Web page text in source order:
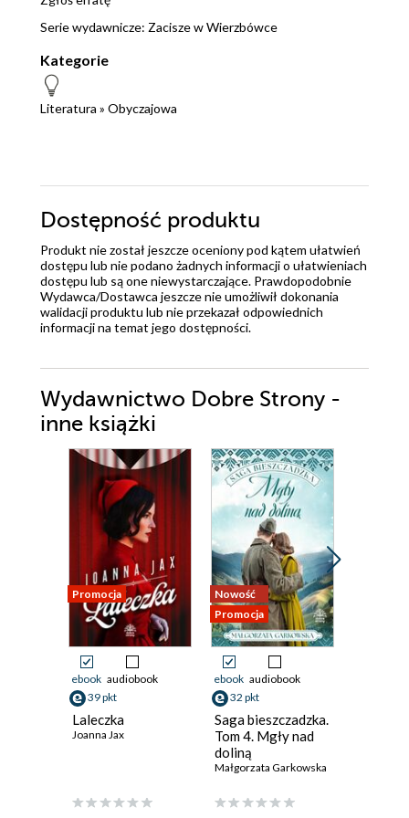
Serie wydawnicze: Zacisze w Wierzbówce
Kategorie
Literatura » Obyczajowa
Dostępność produktu
Produkt nie został jeszcze oceniony pod kątem ułatwień
dostępu lub nie podano żadnych informacji o ułatwieniach
dostępu lub są one niewystarczające. Prawdopodobnie
Wydawca/Dostawca jeszcze nie umożliwił dokonania
walidacji produktu lub nie przekazał odpowiednich
informacji na temat jego dostępności.
Wydawnictwo Dobre Strony -
inne książki
Promocja
ebook audiobook
39 pkt
Laleczka
Joanna Jax
Nowość
Promocja
ebook audiobook
32 pkt
Saga bieszczadzka.
Tom 4. Mgły nad
doliną
Małgorzata Garkowska